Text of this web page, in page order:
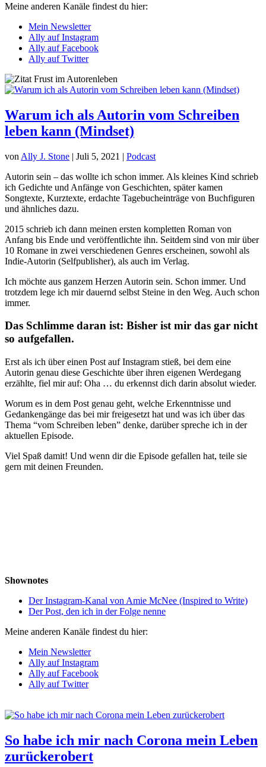
Meine anderen Kanäle findest du hier:
Mein Newsletter
Ally auf Instagram
Ally auf Facebook
Ally auf Twitter
Warum ich als Autorin vom Schreiben
leben kann (Mindset)
von Ally J. Stone | Juli 5, 2021 | Podcast
Autorin sein – das wollte ich schon immer. Als kleines Kind schrieb
ich Gedichte und Anfänge von Geschichten, später kamen
Songtexte, Kurztexte, erdachte Tagebucheinträge von Buchfiguren
und ähnliches dazu.
2015 schrieb ich dann meinen ersten kompletten Roman von
Anfang bis Ende und veröffentlichte ihn. Seitdem sind von mir über
10 Romane in zwei verschiedenen Genres erscheinen, sowohl als
Indie-Autorin (Selfpublisher), als auch im Verlag.
Ich möchte aus ganzem Herzen Autorin sein. Schon immer. Und
trotzdem lege ich mir dauernd selbst Steine in den Weg. Auch schon
immer.
Das Schlimme daran ist: Bisher ist mir das gar nicht
so aufgefallen.
Erst als ich über einen Post auf Instagram stieß, bei dem eine
Autorin genau diese Geschichte über ihren eigenen Werdegang
erzählte, fiel mir auf: Oha … du erkennst dich darin absolut wieder.
Worum es in dem Post genau geht, welche Erkenntnisse und
Gedankengänge das bei mir freigesetzt hat und was ich über das
Thema “vom Schreiben leben” denke, darüber spreche ich in der
aktuellen Episode.
Viel Spaß damit! Und wenn dir die Episode gefallen hat, teile sie
gern mit deinen Freunden.
Shownotes
Der Instagram-Kanal von Amie McNee (Inspired to Write)
Der Post, den ich in der Folge nenne
Meine anderen Kanäle findest du hier:
Mein Newsletter
Ally auf Instagram
Ally auf Facebook
Ally auf Twitter
So habe ich mir nach Corona mein Leben
zurückerobert